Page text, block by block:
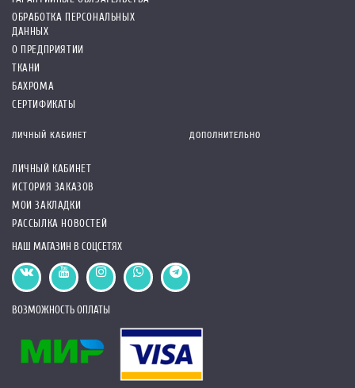
ОБРАБОТКА ПЕРСОНАЛЬНЫХ
ДАННЫХ
О ПРЕДПРИЯТИИ
ТКАНИ
БАХРОМА
СЕРТИФИКАТЫ
ЛИЧНЫЙ КАБИНЕТ
ЛИЧНЫЙ КАБИНЕТ
ИСТОРИЯ ЗАКАЗОВ
МОИ ЗАКЛАДКИ
РАССЫЛКА НОВОСТЕЙ
ДОПОЛНИТЕЛЬНО
НАШ МАГАЗИН В СОЦСЕТЯХ
ВОЗМОЖНОСТЬ ОПЛАТЫ